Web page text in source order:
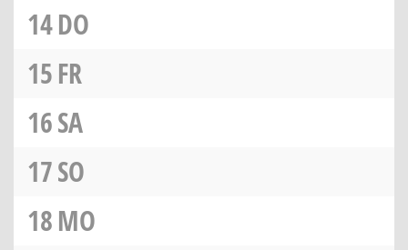
14DO
15FR
16SA
17SO
18MO